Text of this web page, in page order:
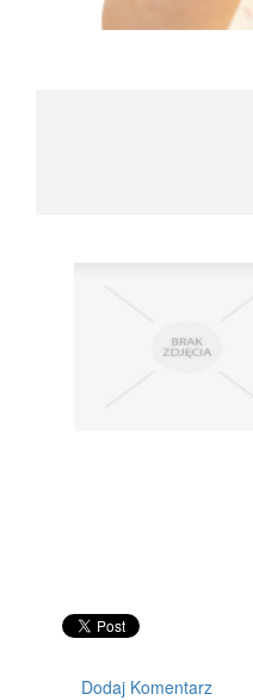
Dodaj Komentarz